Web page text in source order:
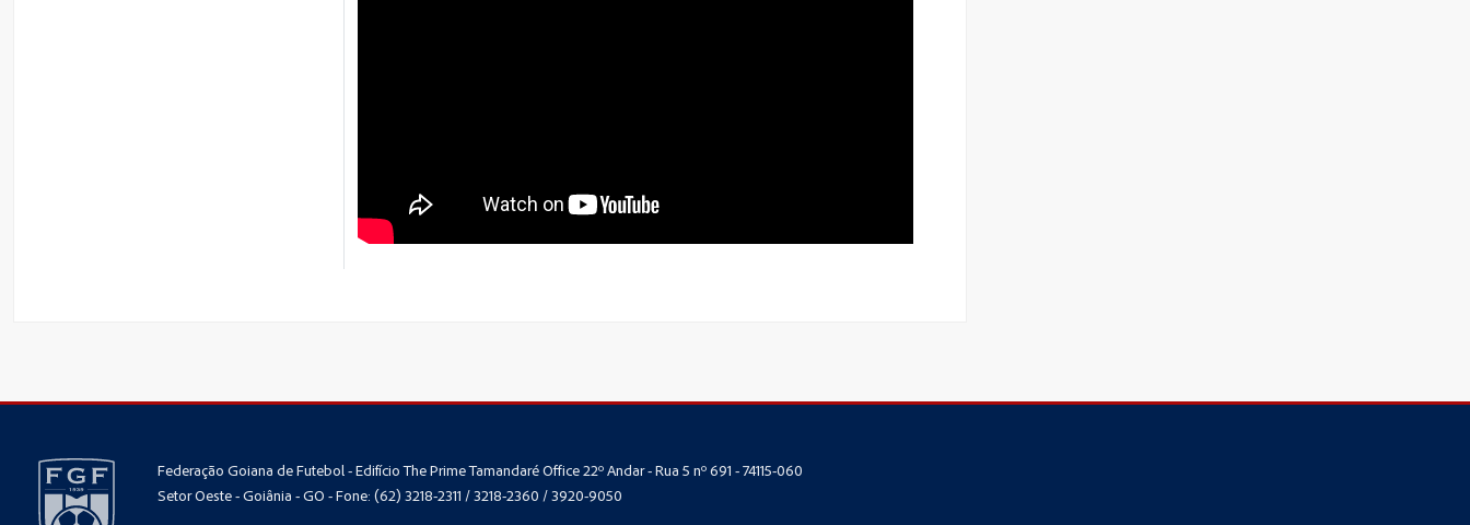
Federação Goiana de Futebol - Edifício The Prime Tamandaré Office 22º Andar - Rua 5 nº 691 - 74115-060
Setor Oeste - Goiânia - GO - Fone: (62) 3218-2311 / 3218-2360 / 3920-9050